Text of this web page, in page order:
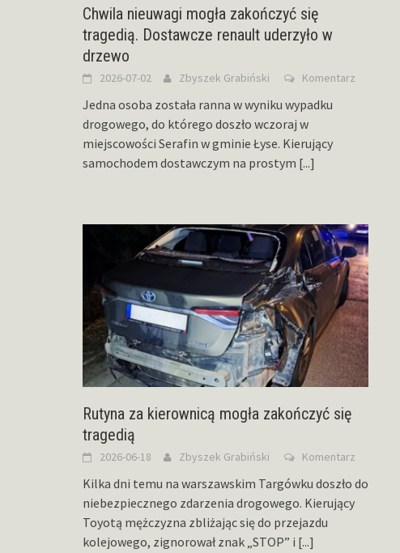
Chwila nieuwagi mogła zakończyć się
tragedią. Dostawcze renault uderzyło w
drzewo
2026-07-02 Zbyszek Grabiński Komentarz
Jedna osoba została ranna w wyniku wypadku
drogowego, do którego doszło wczoraj w
miejscowości Serafin w gminie Łyse. Kierujący
samochodem dostawczym na prostym [...]
Rutyna za kierownicą mogła zakończyć się
tragedią
2026-06-18 Zbyszek Grabiński Komentarz
Kilka dni temu na warszawskim Targówku doszło do
niebezpiecznego zdarzenia drogowego. Kierujący
Toyotą mężczyzna zbliżając się do przejazdu
kolejowego, zignorował znak „STOP” i [...]